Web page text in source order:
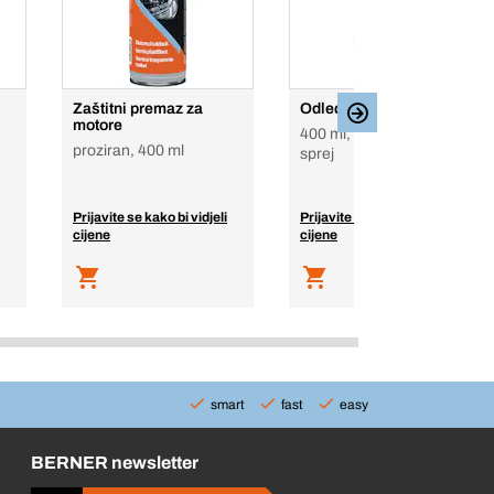
Zaštitni premaz za
motore
proziran, 400 ml
Prijavite se kako bi vidjeli
cijene
Odleđivač vjetrobrana
400 ml, karakterističan,
sprej
Prijavite se kako bi vidjeli
cijene
smart fast easy
BERNER newsletter